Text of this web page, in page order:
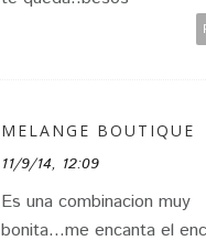
MELANGE BOUTIQUE
11/9/14, 12:09
Es una combinacion muy
bonita...me encanta el